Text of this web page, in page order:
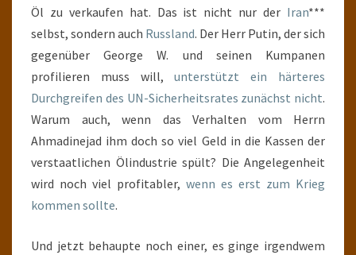
Öl zu verkaufen hat. Das ist nicht nur der Iran***
selbst, sondern auch Russland. Der Herr Putin, der sich
gegenüber George W. und seinen Kumpanen
profilieren muss will,unterstützt ein härteres
Durchgreifen des UN-Sicherheitsrates zunächst nicht.
Warum auch, wenn das Verhalten vom Herrn
Ahmadinejad ihm doch so viel Geld in die Kassen der
verstaatlichen Ölindustrie spült? Die Angelegenheit
wird noch viel profitabler, wenn es erst zum Krieg
kommen sollte.
Und jetzt behaupte noch einer, es ginge irgendwem